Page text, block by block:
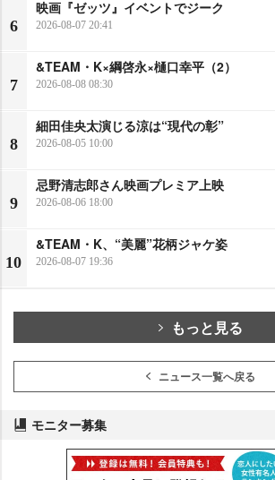
6
映画『ゼッツ』イベントでジーク
2026-08-07 20:41
7
&TEAM・K×綱啓永×樋口幸平（2）
2026-08-08 08:30
8
細田佳央太演じる涼は“現代の彰”
2026-08-05 10:00
9
忌野清志郎さん映画プレミア上映
2026-08-06 18:00
10
&TEAM・K、“美麗”花柄ジャケ姿
2026-08-07 19:36
もっと見る
ニュース一覧へ戻る
モニター募集